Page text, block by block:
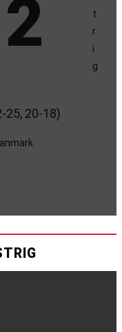
25, 20-18)